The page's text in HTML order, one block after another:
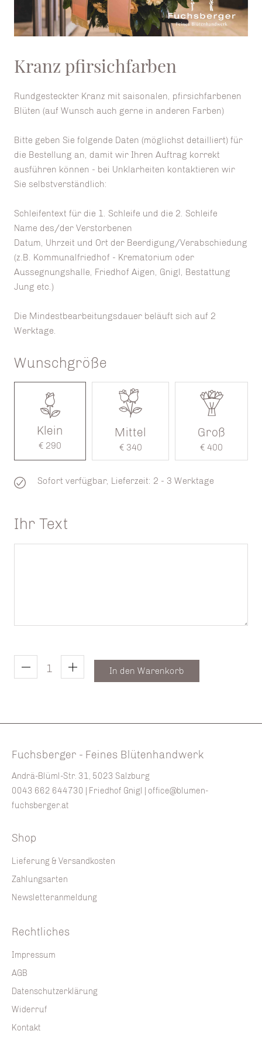
Kranz pfirsichfarben
Rundgesteckter Kranz mit saisonalen, pfirsichfarbenen
Blüten (auf Wunsch auch gerne in anderen Farben)
Bitte geben Sie folgende Daten (möglichst detailliert) für
die Bestellung an, damit wir Ihren Auftrag korrekt
ausführen können - bei Unklarheiten kontaktieren wir
Sie selbstverständlich:
Schleifentext für die 1. Schleife und die 2. Schleife
Name des/der Verstorbenen
Datum, Uhrzeit und Ort der Beerdigung/Verabschiedung
(z.B. Kommunalfriedhof - Krematorium oder
Aussegnungshalle, Friedhof Aigen, Gnigl, Bestattung
Jung etc.)
Die Mindestbearbeitungsdauer beläuft sich auf 2
Werktage.
Wunschgröße
Groß
€ 400
Klein
€ 290
Mittel
€ 340
Sofort verfügbar, Lieferzeit: 2 - 3 Werktage
Ihr Text
In den Warenkorb
Fuchsberger - Feines Blütenhandwerk
Andrä-Blüml-Str. 31, 5023 Salzburg
0043 662 644730 | Friedhof Gnigl | office@blumen-
fuchsberger.at
Shop
Lieferung & Versandkosten
Zahlungsarten
Newsletteranmeldung
Rechtliches
Impressum
AGB
Datenschutzerklärung
Widerruf
Kontakt